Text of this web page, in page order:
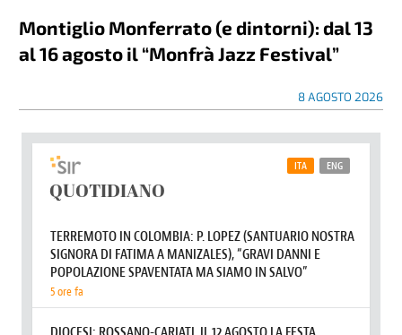
Montiglio Monferrato (e dintorni): dal 13
al 16 agosto il “Monfrà Jazz Festival”
8 AGOSTO 2026